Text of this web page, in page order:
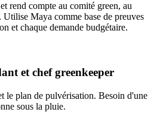
rend compte au comité green, au
Maya comme base de preuves
et chaque demande budgétaire.
et chef greenkeeper
le plan de pulvérisation. Besoin d'une
sous la pluie.